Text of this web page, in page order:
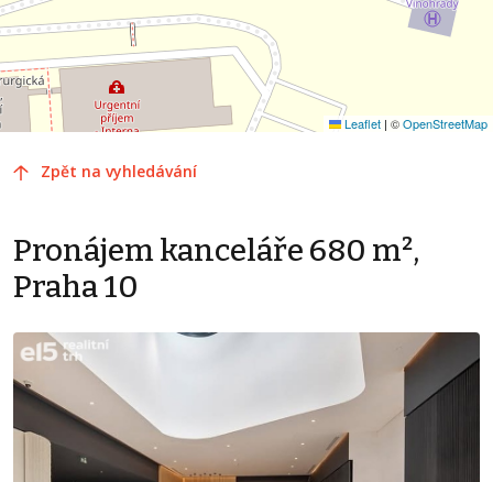
Leaflet | ©OpenStreetMap
Zpět na vyhledávání
Pronájem kanceláře 680 m²,
Praha 10